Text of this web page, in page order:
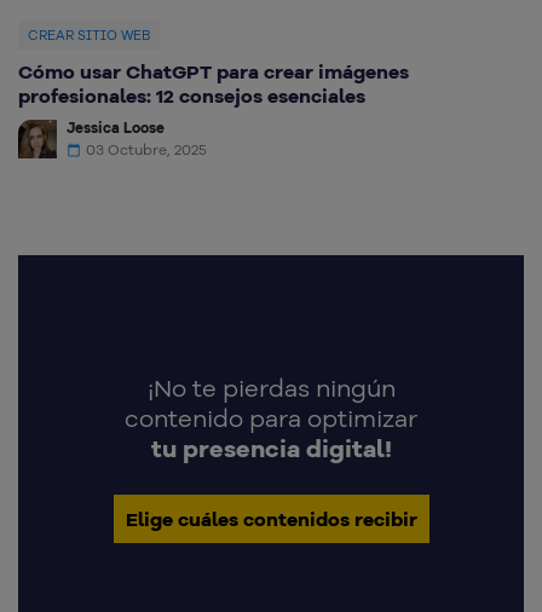
CREAR SITIO WEB
Cómo usar ChatGPT para crear imágenes
profesionales: 12 consejos esenciales
Jessica Loose
03 Octubre, 2025
¡No te pierdas ningún
contenido para optimizar
tu presencia digital!
Elige cuáles contenidos recibir